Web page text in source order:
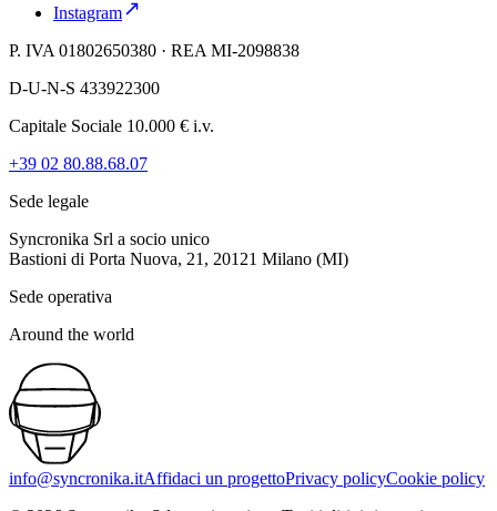
Instagram
P. IVA 01802650380 · REA MI-2098838
D-U-N-S 433922300
Capitale Sociale 10.000 € i.v.
+39 02 80.88.68.07
Sede legale
Syncronika Srl a socio unico
Bastioni di Porta Nuova, 21, 20121 Milano (MI)
Sede operativa
Around the world
info@syncronika.itAffidaci un progettoPrivacy policyCookie policy